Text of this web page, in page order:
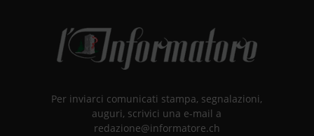
Per inviarci comunicati stampa, segnalazioni,
auguri, scrivici una e-mail a
redazione@informatore.ch